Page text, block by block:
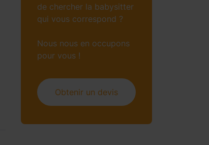
de chercher la babysitter
qui vous correspond ?
Nous nous en occupons
pour vous !
Obtenir un devis